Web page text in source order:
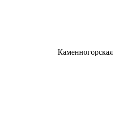
Каменногорская